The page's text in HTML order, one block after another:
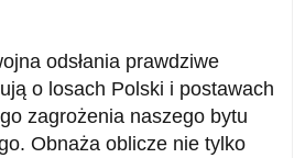
odsłania prawdziwe
o losach Polski i postawach
zagrożenia naszego bytu
Obnaża oblicze nie tylko